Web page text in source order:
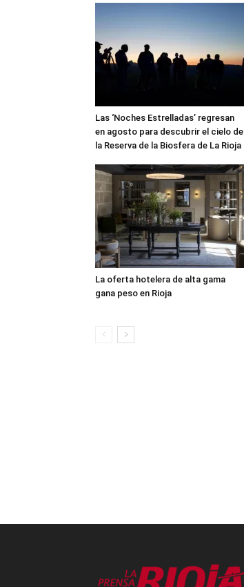
Las ‘Noches Estrelladas’ regresan
en agosto para descubrir el cielo de
la Reserva de la Biosfera de La Rioja
La oferta hotelera de alta gama
gana peso en Rioja